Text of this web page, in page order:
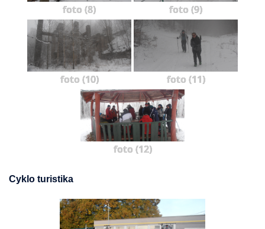
foto (8) foto (9)
foto (10) foto (11)
foto (12)
Cyklo turistika